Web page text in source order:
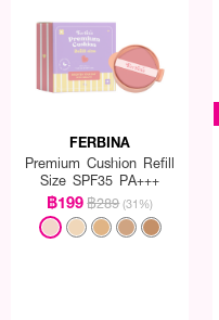
FERBINA
Premium Cushion Refill
Size SPF35 PA+++
฿199฿289 (31%)